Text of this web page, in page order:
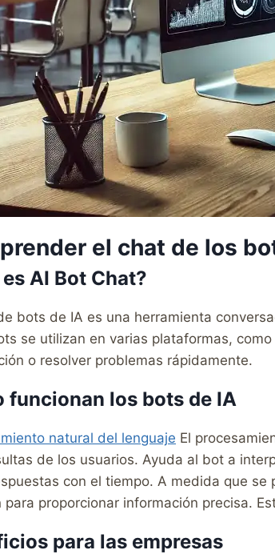
el chat de los
AI Bot Chat?
bots de IA es una herramienta
se utilizan en varias plataformas,
o resolver problemas rápidamente.
funcionan los bots de IA
natural del lenguaje El
de los usuarios. Ayuda al bot a
con el tiempo. A medida que
para proporcionar información precisa.
para las empresas